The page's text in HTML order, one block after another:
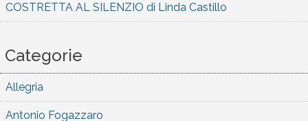
COSTRETTA AL SILENZIO di Linda Castillo
Categorie
Allegria
Antonio Fogazzaro